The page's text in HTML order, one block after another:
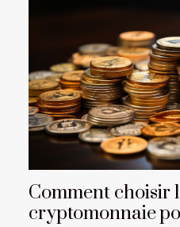
Comment choisir
cryptomonnaie